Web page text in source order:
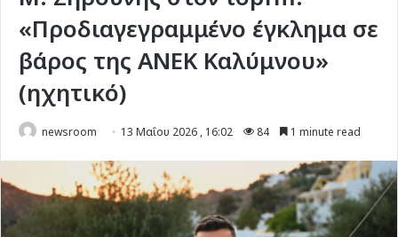
«Προδιαγεγραμμένο έγκλημα σε
βάρος της ΑΝΕΚ Καλύμνου»
(ηχητικό)
newsroom 13 Μαΐου 2026 , 16:02 84 1 minute read